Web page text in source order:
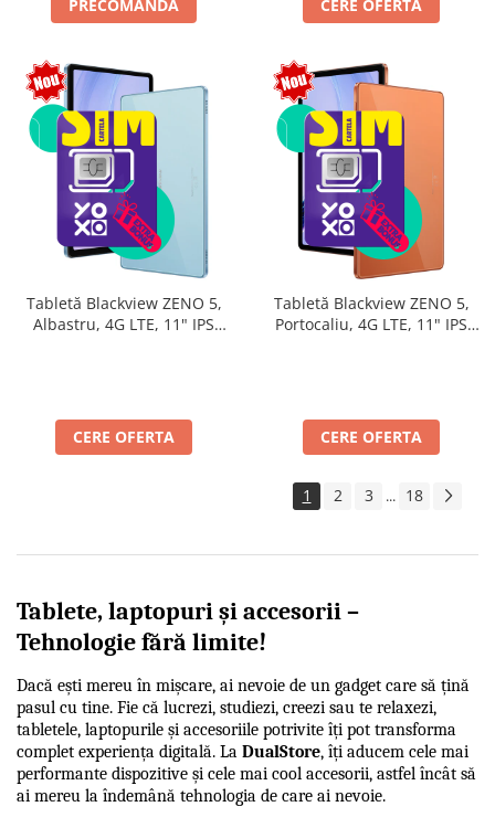
PRECOMANDA CERE OFERTA
Tabletă Blackview ZENO 5,
Albastru, 4G LTE, 11" IPS
SIM
CERE OFERTA
Tabletă Blackview ZENO 5,
Portocaliu, 4G LTE, 11" IPS
SIM
CERE OFERTA
1 2 3 ... 18
Tablete, laptopuri și accesorii –
Tehnologie fără limite!
Dacă ești mereu în mișcare, ai nevoie de un gadget care să țină
pasul cu tine. Fie că lucrezi, studiezi, creezi sau te relaxezi,
tabletele, laptopurile și accesoriile potrivite îți pot transforma
complet experiența digitală. La DualStore, îți aducem cele mai
performante dispozitive și cele mai cool accesorii, astfel încât să
ai mereu la îndemână tehnologia de care ai nevoie.